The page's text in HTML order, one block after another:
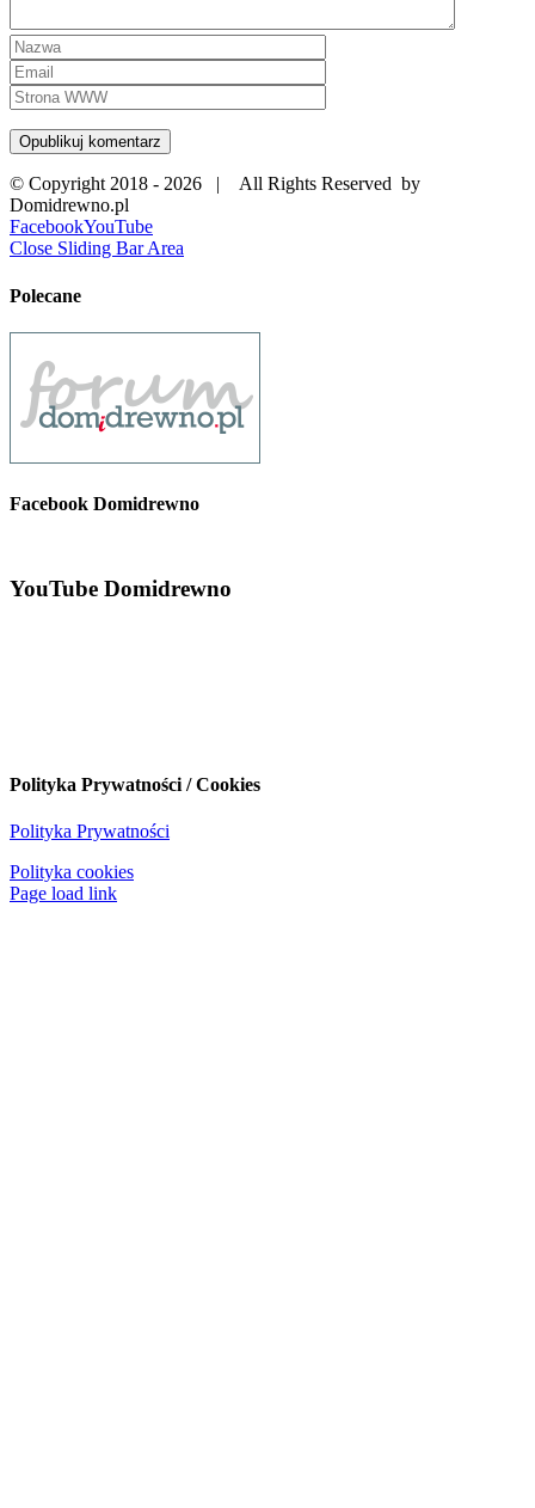
© Copyright 2018 - 2026 | All Rights Reserved by
Domidrewno.pl
FacebookYouTube
Close Sliding Bar Area
Polecane
Facebook Domidrewno
YouTube Domidrewno
Polityka Prywatności / Cookies
Polityka Prywatności
Polityka cookies
Page load link